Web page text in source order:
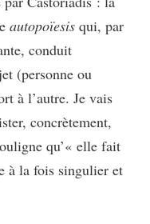
autopoïesis qui, par
conduit
(personne ou
à l’autre. Je vais
concrètement,
qu’« elle fait
à la fois singulier et